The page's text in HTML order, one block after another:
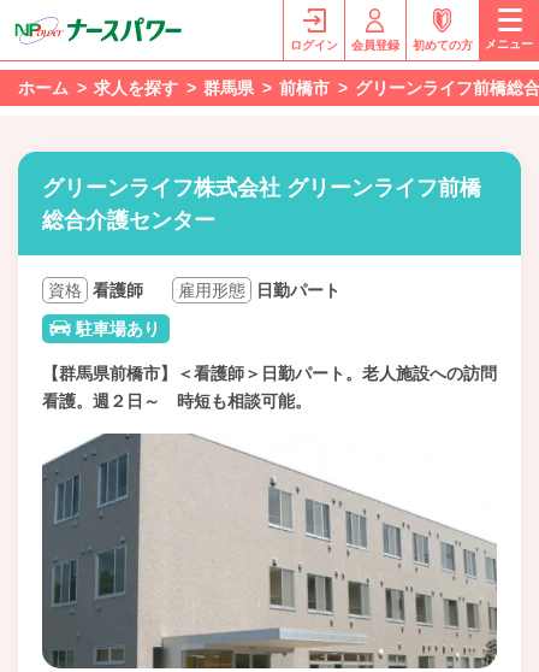
ログイン 会員登録 初めての方 メニュー
ホーム 求人を探す 群馬県 前橋市 グリーンライフ前橋総
グリーンライフ株式会社 グリーンライフ前橋
総合介護センター
資格 看護師 雇用形態
日勤パート
駐車場あり
【群馬県前橋市】＜看護師＞日勤パート。老人施設への訪問
看護。週２日～ 時短も相談可能。